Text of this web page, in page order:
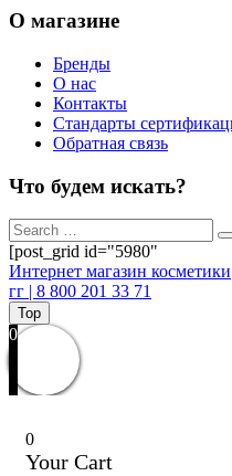
О магазине
Бренды
О нас
Контакты
Стандарты
Обратная связь
Что будем искать?
[post_grid id="5980"
Интернет магазин косметики
гг | 8 800 201 33 71
Top
0
0
Your Cart